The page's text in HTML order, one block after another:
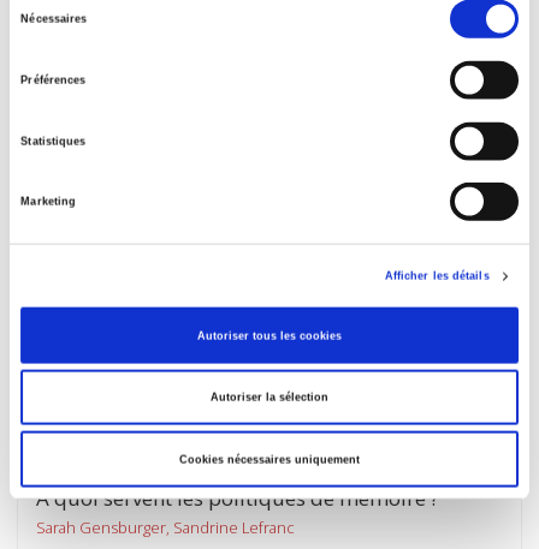
Nécessaires
Préférences
Statistiques
Marketing
Afficher les détails
Autoriser tous les cookies
Autoriser la sélection
Cookies nécessaires uniquement
Revue économique 68, hors-série, septembre
2017
Pierre Morin
À quoi servent les politiques de mémoire ?
Sarah Gensburger, Sandrine Lefranc